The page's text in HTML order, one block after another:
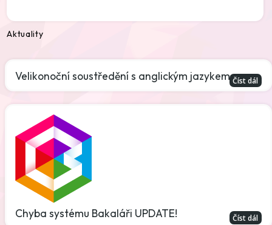
Aktuality
Velikonoční soustředění s anglickým jazykem Číst dál
Chyba systému Bakaláři UPDATE! Číst dál